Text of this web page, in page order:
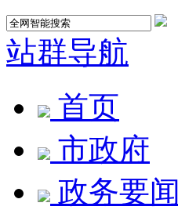
站群导航
首页
市政府
政务要闻